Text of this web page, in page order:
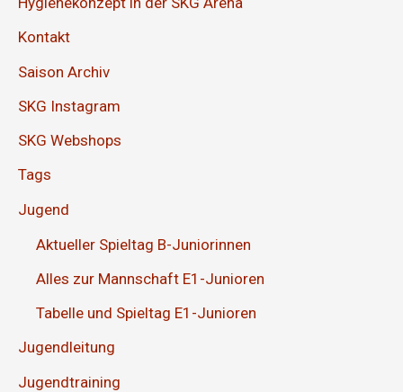
Kontakt
Saison Archiv
SKG Instagram
SKG Webshops
Tags
Jugend
Aktueller Spieltag B-Juniorinnen
Alles zur Mannschaft E1-Junioren
Tabelle und Spieltag E1-Junioren
Jugendleitung
Jugendtraining